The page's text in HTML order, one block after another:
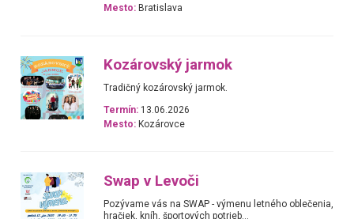
Mesto: Bratislava
Kozárovský jarmok
Tradičný kozárovský jarmok.
Termín: 13.06.2026
Mesto: Kozárovce
Swap v Levoči
Pozývame vás na SWAP - výmenu letného oblečenia,
hračiek, kníh, športových potrieb...